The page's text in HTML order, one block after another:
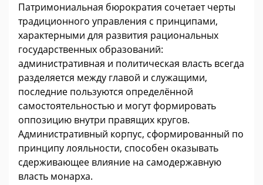
Патримониальная бюрократия сочетает черты
традиционного управления с принципами,
характерными для развития рациональных
государственных образований:
административная и политическая власть всегда
разделяется между главой и служащими,
последние пользуются определённой
самостоятельностью и могут формировать
оппозицию внутри правящих кругов.
Административный корпус, сформированный по
принципу лояльности, способен оказывать
сдерживающее влияние на самодержавную
власть монарха.